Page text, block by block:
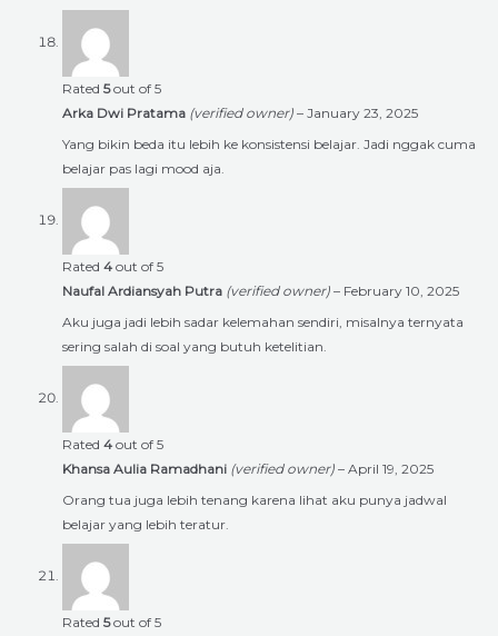
Rated 5out of 5
Arka Dwi Pratama (verified owner) – January 23, 2025
Yang bikin beda itu lebih ke konsistensi belajar. Jadi nggak cuma
belajar pas lagi mood aja.
Rated 4 out of 5
Naufal Ardiansyah Putra (verified owner) – February 10, 2025
Aku juga jadi lebih sadar kelemahan sendiri, misalnya ternyata
sering salah di soal yang butuh ketelitian.
Rated 4 out of 5
Khansa Aulia Ramadhani (verified owner) – April 19, 2025
Orang tua juga lebih tenang karena lihat aku punya jadwal
belajar yang lebih teratur.
Rated 5out of 5